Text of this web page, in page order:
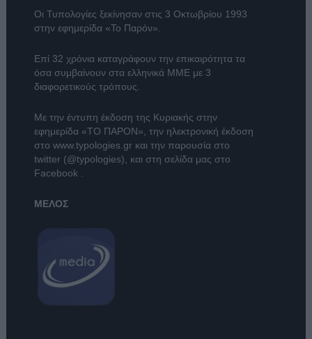
Οι Τυπολογίες ξεκίνησαν στις 3 Οκτωβρίου 1993
στην εφημερίδα «Το Παρόν».
Επί 32 χρόνια καταγράφουν την επικαιρότητα τα
όσα συμβαίνουν στα ελληνικά ΜΜΕ με 3
διαφορετικούς τρόπους.
Με την έντυπη έκδοση της Κυριακής στην
εφημερίδα «ΤΟ ΠΑΡΟΝ» , την ηλεκτρονική έκδοση
στο www.typologies.grκαι την παρουσία στο
twitter (@typologies) , και στη σελίδα μας στο
Facebook
ΜΕΛΟΣ